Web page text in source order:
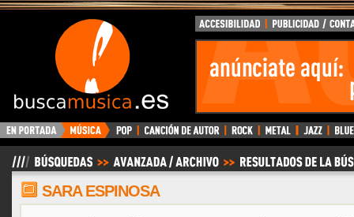
BuscaMusica.es
SARA ESPINOSA